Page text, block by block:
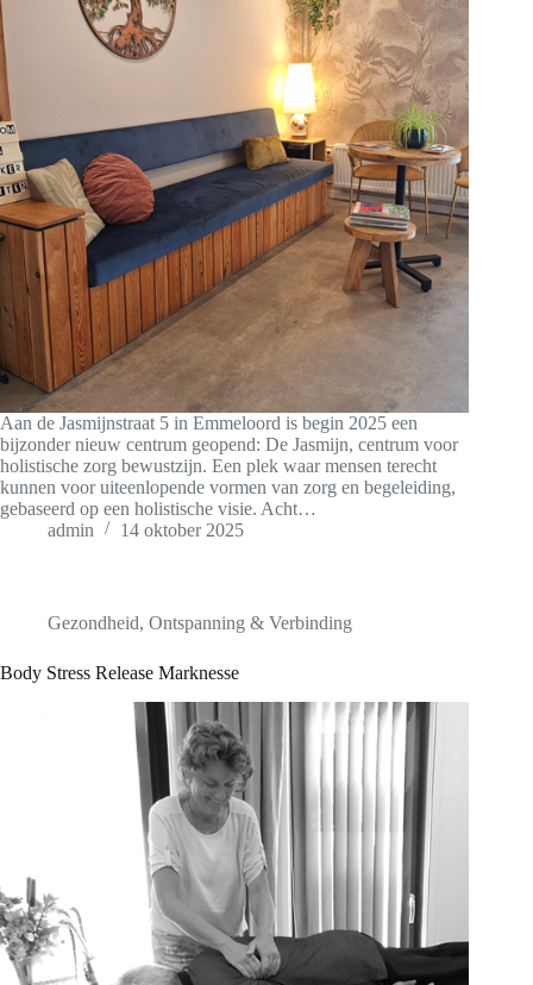
Aan de Jasmijnstraat 5 in Emmeloord is begin 2025 een
bijzonder nieuw centrum geopend: De Jasmijn, centrum voor
holistische zorg bewustzijn. Een plek waar mensen terecht
kunnen voor uiteenlopende vormen van zorg en begeleiding,
gebaseerd op een holistische visie. Acht…
admin
14 oktober 2025
Gezondheid, Ontspanning & Verbinding
Body Stress Release Marknesse